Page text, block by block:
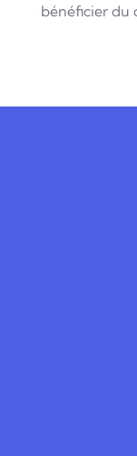
bénéficier du